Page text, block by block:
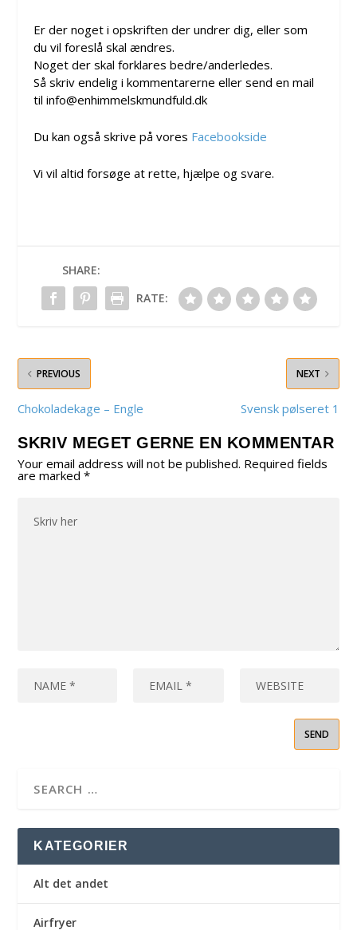
Er der noget i opskriften der undrer dig, eller som
du vil foreslå skal ændres.
Noget der skal forklares bedre/anderledes.
Så skriv endelig i kommentarerne eller send en mail
til info@enhimmelskmundfuld.dk
Du kan også skrive på vores Facebookside
Vi vil altid forsøge at rette, hjælpe og svare.
SHARE:
RATE:
PREVIOUS
Chokoladekage – Engle
NEXT
Svensk pølseret 1
SKRIV MEGET GERNE EN KOMMENTAR
Your email address will not be published. Required fields
are marked*
KATEGORIER
Alt det andet
Airfryer